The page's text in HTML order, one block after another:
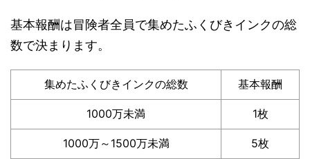
基本報酬は冒険者全員で集めたふくびきインクの総
数で決まります。
集めたふくびきインクの総数 基本報酬
1000万未満 1枚
1000万～1500万未満 5枚